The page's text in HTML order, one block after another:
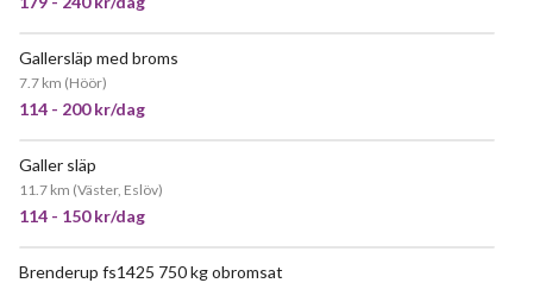
Gallersläp med broms
7.7 km (Höör)
114 - 200 kr/dag
Galler släp
11.7 km (Väster, Eslöv)
114 - 150 kr/dag
Brenderup fs1425 750 kg obromsat